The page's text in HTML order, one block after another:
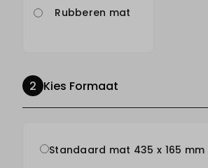
Rubberen mat
Kies Formaat
Standaard mat 435 x 165 mm